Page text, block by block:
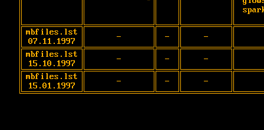
mbfiles.lst
07.11.1997
- -
-
mbfiles.lst
15.10.1997
- -
-
mbfiles.lst
15.01.1997
- - -